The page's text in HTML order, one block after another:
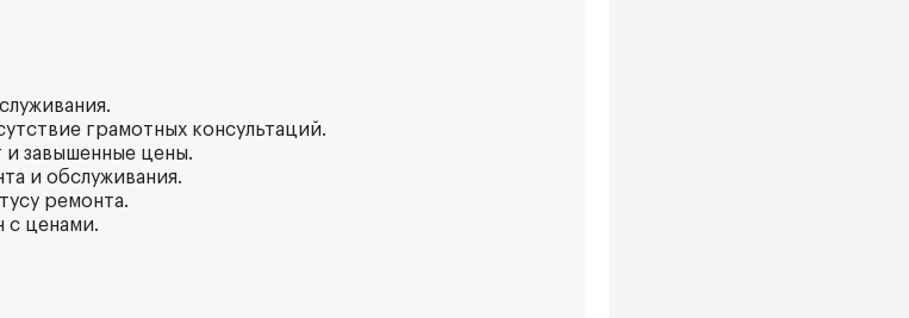
грамотных консультаций.
и завышенные цены.
и обслуживания.
ремонта.
с ценами.